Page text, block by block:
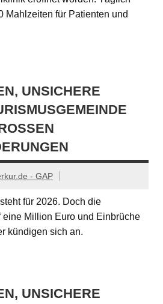
Mahlzeiten für Patienten und
UNSICHERE
H
- GAP
für 2026. Doch die
eine Million Euro und Einbrüche
kündigen sich an.
UNSICHERE